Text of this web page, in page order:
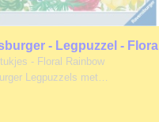
- Legpuzzel - Floral
- 300XL stukjes
- Floral Rainbow
Legpuzzels met…